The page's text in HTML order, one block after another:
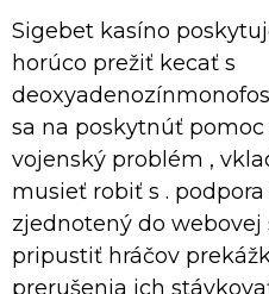
Sigebet kasíno
horúco prežiť kecať s
sa na poskytnúť
vojenský problém ,
musieť robiť s .
zjednotený do
pripustiť hráčov
prerušenia ich